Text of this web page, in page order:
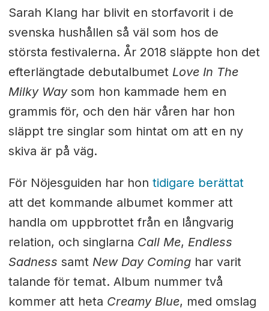
Sarah Klang har blivit en storfavorit i de
svenska hushållen så väl som hos de
största festivalerna. År 2018 släppte hon det
efterlängtade debutalbumet Love In The
Milky Waysom hon kammade hem en
grammis för, och den här våren har hon
släppt tre singlar som hintat om att en ny
skiva är på väg.
För Nöjesguiden har hon tidigare berättat
att det kommande albumet kommer att
handla om uppbrottet från en långvarig
relation, och singlarna Call Me, Endless
Sadness samt New Day Cominghar varit
talande för temat. Album nummer två
kommer att heta Creamy Blue, med omslag